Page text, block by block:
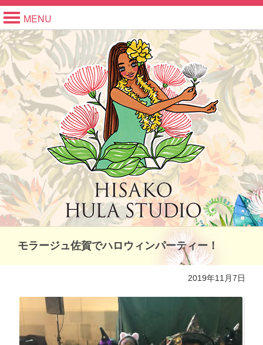
MENU
モラージュ佐賀でハロウィンパーティー！
2019年11月7日